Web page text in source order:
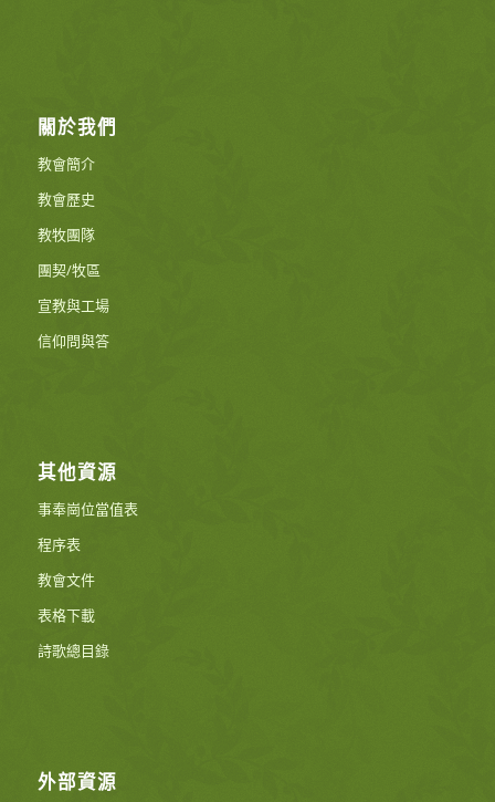
關於我們
教會簡介
教會歷史
教牧團隊
團契/牧區
宣教與工場
信仰問與答
其他資源
事奉崗位當值表
程序表
教會文件
表格下載
詩歌總目錄
外部資源